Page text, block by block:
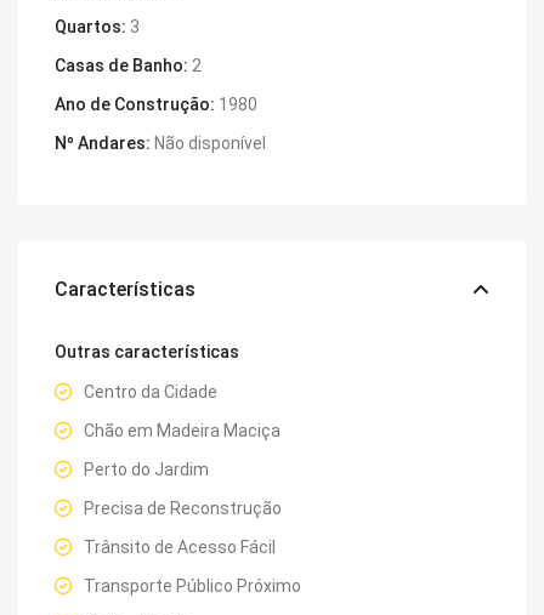
Quartos: 3
Casas de Banho: 2
Ano de Construção: 1980
Nº Andares: Não disponível
Características
Outras características
Centro da Cidade
Chão em Madeira Maciça
Perto do Jardim
Precisa de Reconstrução
Trânsito de Acesso Fácil
Transporte Público Próximo